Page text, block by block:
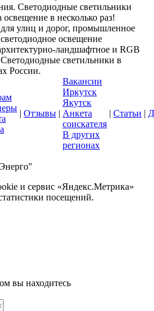
Светодиодные светильники
в несколько раз!
улиц и дорог, промышленное
освещение
ландшафтное и RGB
светильники в
России.
| Отзывы |
Вакансии
Иркутск
Якутск
Анкета
соискателя
В других
регионах
| Статьи |
и сервис «Яндекс.Метрика»
посещений.
вы находитесь